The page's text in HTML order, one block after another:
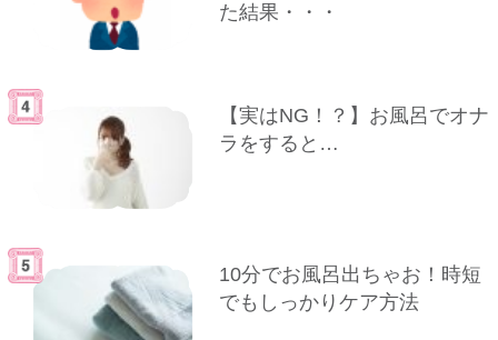
た結果・・・
【実はNG！？】お風呂でオナ
ラをすると…
10分でお風呂出ちゃお！時短
でもしっかりケア方法